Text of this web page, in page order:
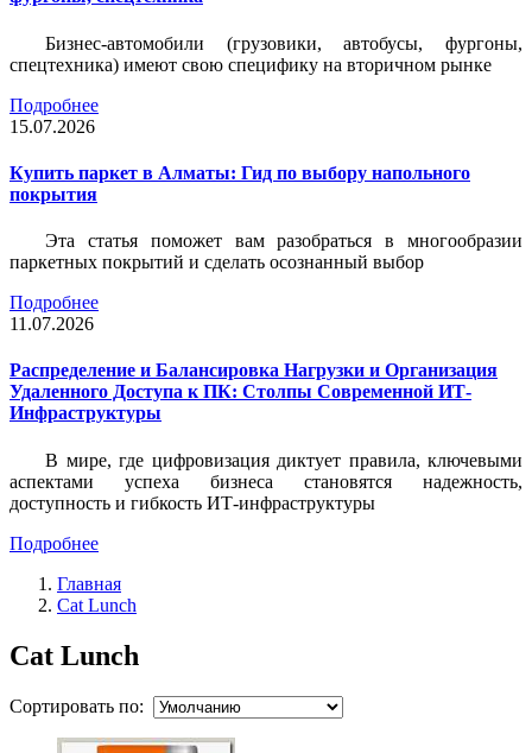
Бизнес-автомобили (грузовики, автобусы, фургоны,
спецтехника) имеют свою специфику на вторичном рынке
Подробнее
15.07.2026
Купить паркет в Алматы: Гид по выбору напольного
покрытия
Эта статья поможет вам разобраться в многообразии
паркетных покрытий и сделать осознанный выбор
Подробнее
11.07.2026
Распределение и Балансировка Нагрузки и Организация
Удаленного Доступа к ПК: Столпы Современной ИТ-
Инфраструктуры
В мире, где цифровизация диктует правила, ключевыми
аспектами успеха бизнеса становятся надежность,
доступность и гибкость ИТ-инфраструктуры
Подробнее
Главная
Cat Lunch
Cat Lunch
Сортировать по: